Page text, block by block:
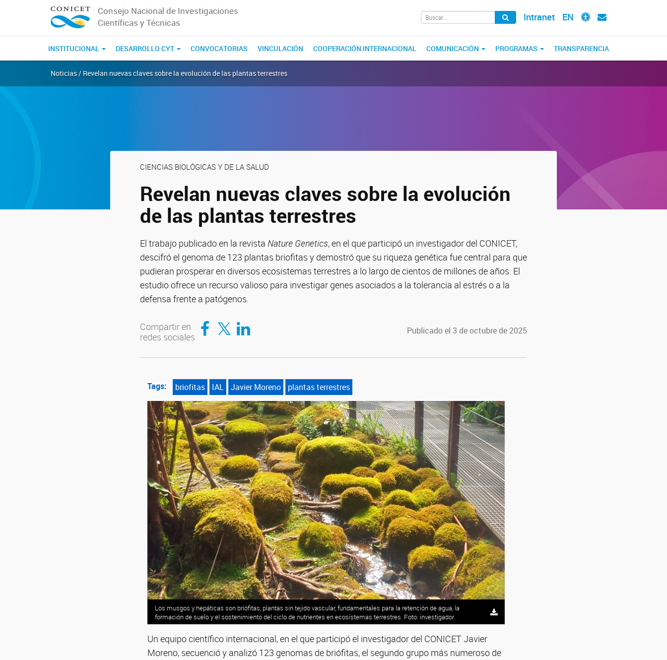
Consejo Nacional de Investigaciones
Científicas y Técnicas
Intranet EN
INSTITUCIONAL DESARROLLO CYT CONVOCATORIAS VINCULACIÓN COOPERACIÓN INTERNACIONAL COMUNICACIÓN PROGRAMAS TRANSPARENCIA
Noticias / Revelan nuevas claves sobre la evolución de las plantas terrestres
CIENCIAS BIOLÓGICAS Y DE LA SALUD
Revelan nuevas claves sobre la evolución
de las plantas terrestres
El trabajo publicado en la revista Nature Genetics, en el que participó un investigador del CONICET,
descifró el genoma de 123 plantas briofitas y demostró que su riqueza genética fue central para que
pudieran prosperar en diversos ecosistemas terrestres a lo largo de cientos de millones de años. El
estudio ofrece un recurso valioso para investigar genes asociados a la tolerancia al estrés o a la
defensa frente a patógenos.
Compartir en
redes sociales
Compartir en Facebook
Compartir en TwitterCompartir en LinkedIn Publicado el 3 de octubre de 2025
Tags: briofitas IAL Javier Moreno plantas terrestres
Los musgos y hepáticas son briófitas, plantas sin tejido vascular, fundamentales para la retención de agua, la
formación de suelo y el sostenimiento del ciclo de nutrientes en ecosistemas terrestres. Foto: investigador.
Un equipo científico internacional, en el que participó el investigador del CONICET Javier
Moreno, secuenció y analizó 123 genomas de briófitas, el segundo grupo más numeroso de